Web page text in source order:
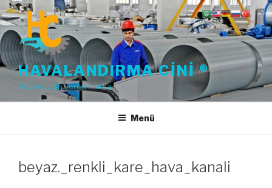
İçeriğe
geç
HAVALANDIRMA CINI ®
Havaya yön veren marka
Menü
beyaz._renkli_kare_hava_kanali